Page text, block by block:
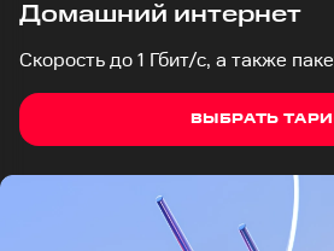
Домашний интернет
Скорость до 1 Гбит/с, а также
ВЫБРАТЬ